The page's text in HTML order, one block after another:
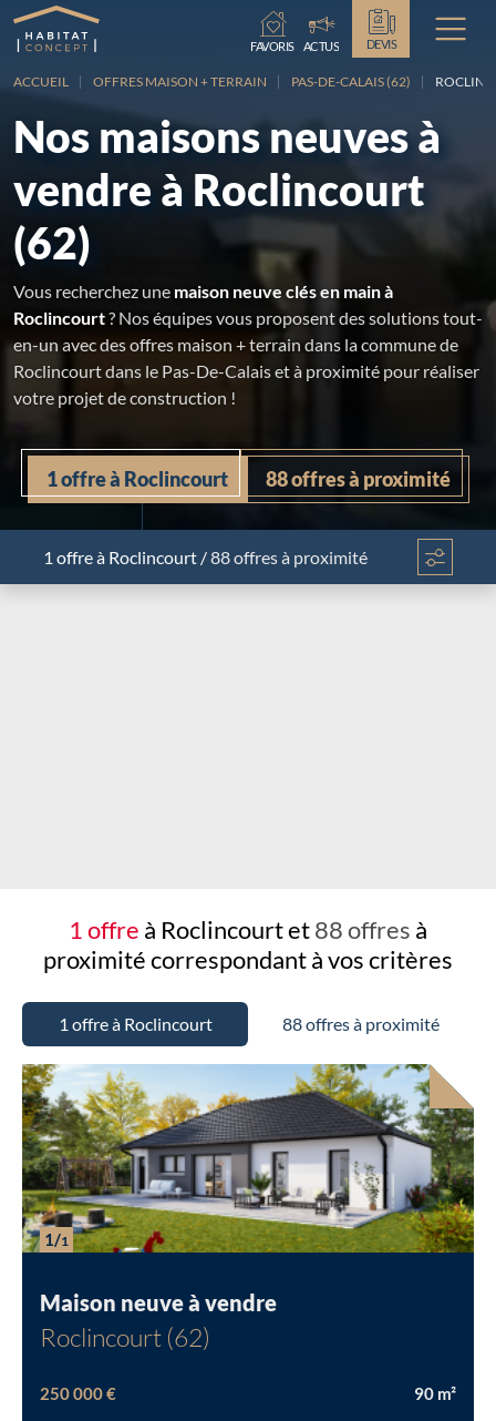
Chargement...
FAVORIS
ACTUS DEVIS
ACCUEIL OFFRES MAISON + TERRAIN PAS-DE-CALAIS (62)
Nos maisons neuves à
vendre à Roclincourt
(62)
Vous recherchez une maison neuve clés en main à
Roclincourt? Nos équipes vous proposent des solutions tout-
en-un avec des offres maison + terrain dans la commune de
Roclincourt dans le Pas-De-Calais et à proximité pour réaliser
votre projet de construction !
1 offre à Roclincourt 88 offres à proximité
1 offreà Roclincourt /88 offres à proximité
1 offre à Roclincourt et88 offres à
proximitécorrespondant à vos critères
Chargement...
1 offre à Roclincourt 88 offres à proximité
1/1
Maison neuve à vendre
Roclincourt (62)
250 000 € 90 m²